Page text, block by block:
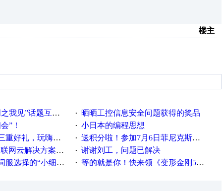
楼主
互动获奖名单发布公告 ·
晒晒工控信息安全问题获得的奖品
”！
· 小日本的编程思想
礼，玩嗨夏日！
· 送积分啦！参加7月6日菲尼克斯在线研讨会即得
解决方案实践及应用
· 谢谢刘工，问题已解决
小细节大学问”奖励公告
· 等的就是你！快来领《变形金刚5》观影券